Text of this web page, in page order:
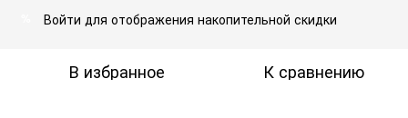
Войти для отображения накопительной скидки
В избранное К сравнению